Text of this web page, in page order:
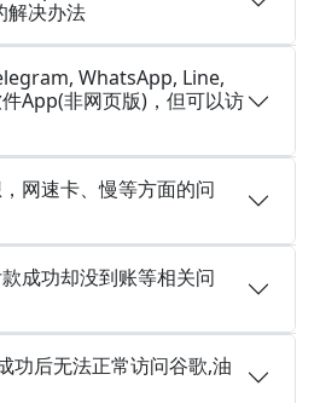
决办法
WhatsApp, Line,
App(非网页版)，但可以访
网速卡、慢等方面的问
成功却没到账等相关问
功后无法正常访问谷歌,油